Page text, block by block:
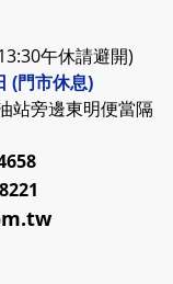
午休請避開)
(門市休息)
站旁邊東明便當隔